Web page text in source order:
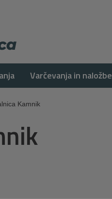
Varčevanja in naložbe
Kamnik